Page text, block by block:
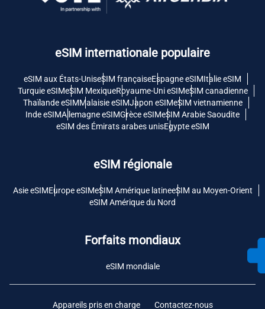
eSIM internationale populaire
eSIM aux États-UniseSIM françaiseEspagne eSIMItalie eSIM
Turquie eSIMeSIM MexiqueRoyaume-Uni eSIMeSIM canadienne
Thaïlande eSIMMalaisie eSIMJapon eSIMeSIM vietnamienne
Inde eSIMAllemagne eSIMGrèce eSIMeSIM Arabie Saoudite
eSIM des Émirats arabes unisEgypte eSIM
eSIM régionale
Asie eSIMEurope eSIMeSIM Amérique latineeSIM au Moyen-Orient
eSIM Amérique du Nord
Forfaits mondiaux
eSIM mondiale
Appareils pris en charge Contactez-nous